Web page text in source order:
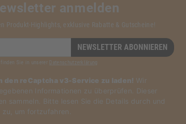
anmelden
Produkt-Highlights, exklusive Rabatte & Gutscheine!
NEWSLETTER ABONNIEREN
Sie in unserer Datenschutzerklärung
reCaptcha v3-Service zu laden! Wir
Informationen zu überprüfen. Dieser
sammeln. Bitte lesen Sie die Details durch und
zu , um fortzufahren.